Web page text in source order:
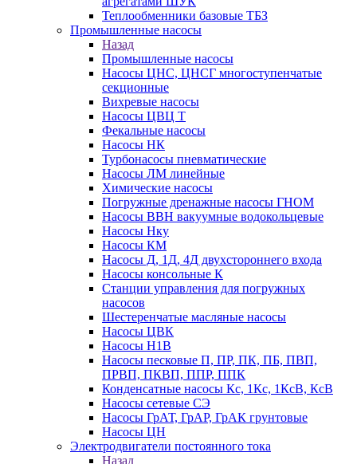
Теплообменники базовые ТБЗ
Промышленные насосы
Назад
Промышленные насосы
Насосы ЦНС, ЦНСГ многоступенчатые
секционные
Вихревые насосы
Насосы ЦВЦ Т
Фекальные насосы
Насосы НК
Турбонасосы пневматические
Насосы ЛМ линейные
Химические насосы
Погружные дренажные насосы ГНОМ
Насосы ВВН вакуумные водокольцевые
Насосы Нку
Насосы КМ
Насосы Д, 1Д, 4Д двухстороннего входа
Насосы консольные К
Станции управления для погружных
насосов
Шестеренчатые масляные насосы
Насосы ЦВК
Насосы Н1В
Насосы песковые П, ПР, ПК, ПБ, ПВП,
ПРВП, ПКВП, ППР, ППК
Конденсатные насосы Кс, 1Кс, 1КсВ, КсВ
Насосы сетевые СЭ
Насосы ГрАТ, ГрАР, ГрАК грунтовые
Насосы ЦН
Электродвигатели постоянного тока
Назад